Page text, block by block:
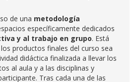
de una metodología
específicamente dedicados
y al trabajo en grupo. Está
productos finales del curso sea
didáctica finalizada a llevar los
al aula y a las disciplinas y
Tras cada una de las